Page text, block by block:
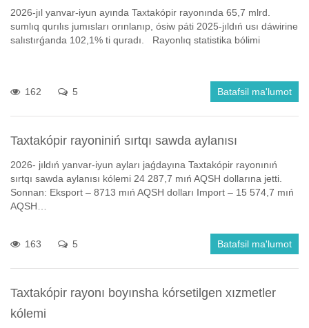
2026-jıl yanvar-iyun ayında Taxtakópir rayonında 65,7 mlrd.
sumlıq qurılıs jumısları orınlanıp, ósiw páti 2025-jıldıń usı dáwirine
salıstırǵanda 102,1% ti quradı. Rayonlıq statistika bólimi
162 5 Batafsil ma'lumot
Taxtakópir rayoniniń sırtqı sawda aylanısı
2026- jıldıń yanvar-iyun ayları jaǵdayına Taxtakópir rayonınıń
sırtqı sawda aylanısı kólemi 24 287,7 mıń AQSH dollarına jetti.
Sonnan: Eksport – 8713 mıń AQSH dolları Import – 15 574,7 mıń
AQSH…
163 5 Batafsil ma'lumot
Taxtakópir rayonı boyınsha kórsetilgen xızmetler
kólemi